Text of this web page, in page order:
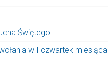
Świętego
w I czwartek miesiąca